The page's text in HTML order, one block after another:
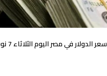
سعر الدولار في مصر اليوم الثلاثاء 7 نوفمبر